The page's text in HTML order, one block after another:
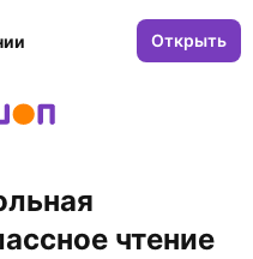
Открыть
чтение